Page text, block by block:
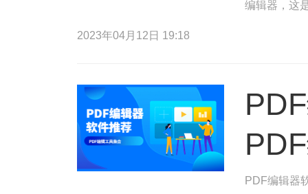
编辑器，这
2023年04月12日 19:18
PDF编辑器